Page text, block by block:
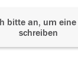
bitte an, um
schreiben